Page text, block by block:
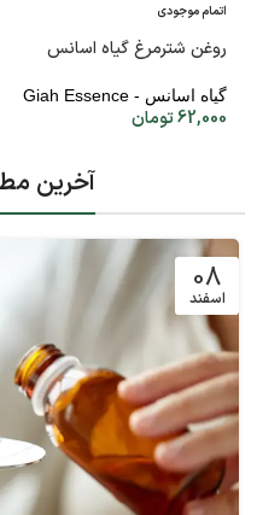
اتمام موجودی
روغن شترمرغ گیاه اسانس
گیاه اسانس - Giah Essence
62,000تومان
آخرین
08
اسفند